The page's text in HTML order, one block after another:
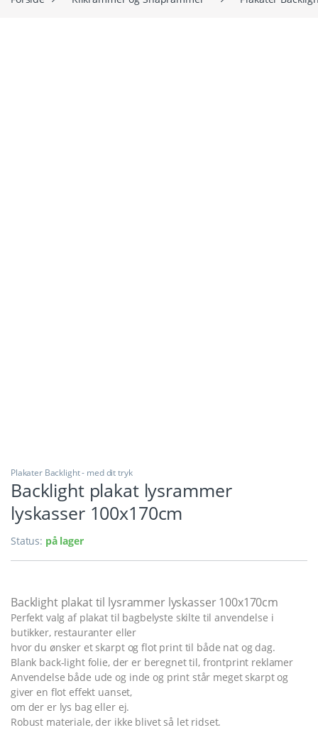
Plakater Backlight - med dit tryk
Backlight plakat lysrammer
lyskasser 100x170cm
Status: på lager
Backlight plakat til lysrammer lyskasser 100x170cm
Perfekt valg af plakat til bagbelyste skilte til anvendelse i
butikker, restauranter eller
hvor du ønsker et skarpt og flot print til både nat og dag.
Blank back-light folie, der er beregnet til, frontprint reklamer
Anvendelse både ude og inde og print står meget skarpt og
giver en flot effekt uanset,
om der er lys bag eller ej.
Robust materiale, der ikke blivet så let ridset.